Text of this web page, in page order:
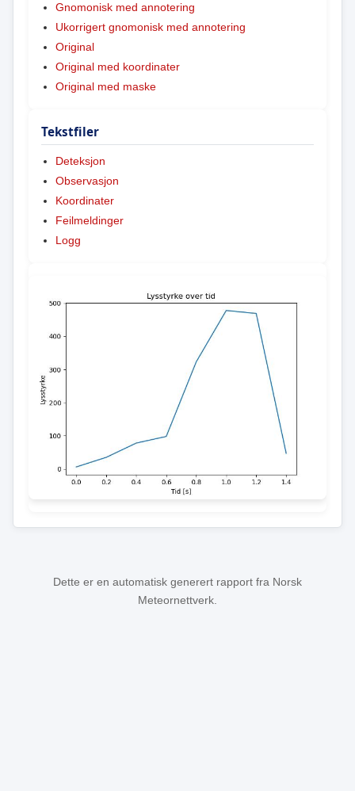
Gnomonisk med annotering
Ukorrigert gnomonisk med annotering
Original
Original med koordinater
Original med maske
Tekstfiler
Deteksjon
Observasjon
Koordinater
Feilmeldinger
Logg
Dette er en automatisk generert rapport fra Norsk
Meteornettverk.